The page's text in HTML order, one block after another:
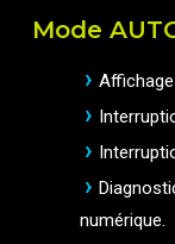
Mode
numérique.